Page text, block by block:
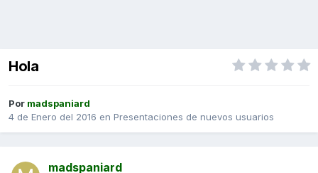
Hola
Por madspaniard
4 de Enero del 2016 en Presentaciones de nuevos usuarios
madspaniard